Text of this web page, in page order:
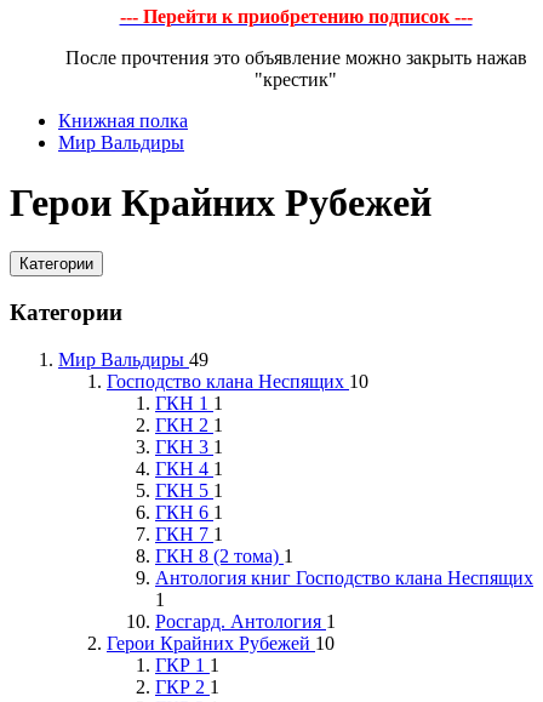
--- Перейти к приобретению подписок ---
После прочтения это объявление можно закрыть нажав
"крестик"
Книжная полка
Мир Вальдиры
Герои Крайних Рубежей
Категории
Категории
Мир Вальдиры 49
Господство клана Неспящих 10
ГКН 1 1
ГКН 2 1
ГКН 3 1
ГКН 4 1
ГКН 5 1
ГКН 6 1
ГКН 7 1
ГКН 8 (2 тома) 1
Антология книг Господство клана Неспящих
1
Росгард. Антология 1
Герои Крайних Рубежей 10
ГКР 1 1
ГКР 2 1